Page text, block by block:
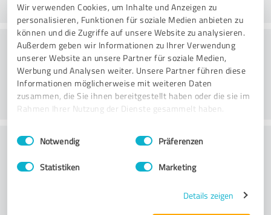
Wir verwenden Cookies, um Inhalte und Anzeigen zu
personalisieren, Funktionen für soziale Medien anbieten zu
können und die Zugriffe auf unsere Website zu analysieren.
Außerdem geben wir Informationen zu Ihrer Verwendung
unserer Website an unsere Partner für soziale Medien,
Werbung und Analysen weiter. Unsere Partner führen diese
Informationen möglicherweise mit weiteren Daten
zusammen, die Sie ihnen bereitgestellt haben oder die sie im
Rahmen Ihrer Nutzung der Dienste gesammelt haben.
Impressum Datenschutzbestimmungen
Einwilligungsauswahl
Notwendig Präferenzen
Statistiken Marketing
Details zeigen
Beratung
Kundenservice